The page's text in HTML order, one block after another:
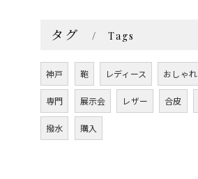
タグ Tags
神戸 鞄 レディース おしゃれ
専門 展示会 レザー 合皮
撥水 購入